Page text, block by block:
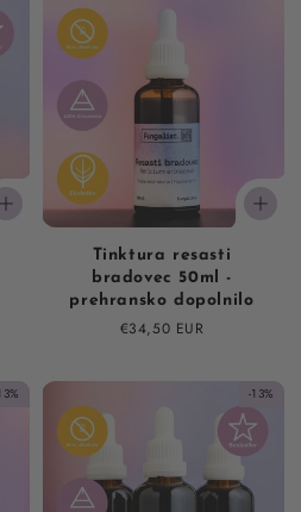
Tinktura resasti
bradovec 50ml -
prehransko dopolnilo
Regular
€34,50 EUR
-13%